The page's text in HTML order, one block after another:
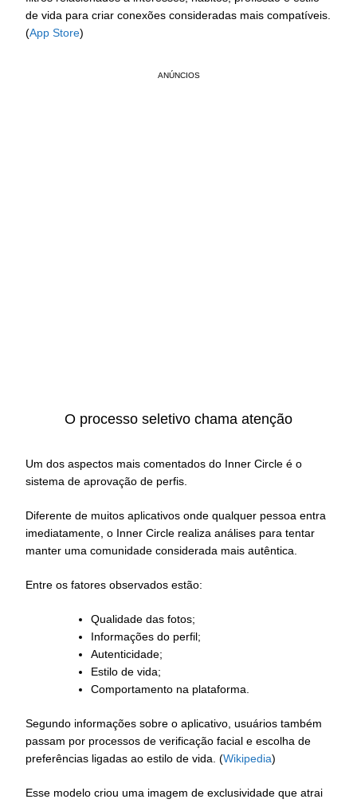
de vida para criar conexões consideradas mais compatíveis.
(App Store)
ANÚNCIOS
O processo seletivo chama atenção
Um dos aspectos mais comentados do Inner Circle é o
sistema de aprovação de perfis.
Diferente de muitos aplicativos onde qualquer pessoa entra
imediatamente, o Inner Circle realiza análises para tentar
manter uma comunidade considerada mais autêntica.
Entre os fatores observados estão:
Qualidade das fotos;
Informações do perfil;
Autenticidade;
Estilo de vida;
Comportamento na plataforma.
Segundo informações sobre o aplicativo, usuários também
passam por processos de verificação facial e escolha de
preferências ligadas ao estilo de vida. (Wikipedia)
Esse modelo criou uma imagem de exclusividade que atrai